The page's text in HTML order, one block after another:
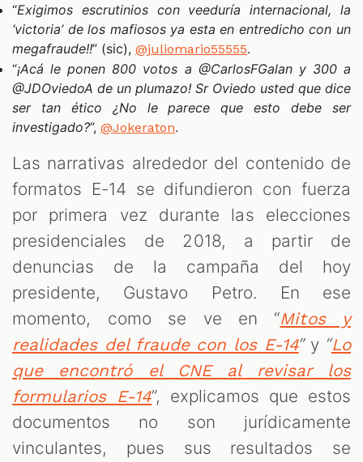
“Exigimos escrutinios con veeduría internacional, la
‘victoria’ de los mafiosos ya esta en entredicho con un
megafraude!!” (sic), @juliomario55555.
“¡Acá le ponen 800 votos a @CarlosFGalan y 300 a
@JDOviedoA de un plumazo! Sr Oviedo usted que dice
ser tan ético ¿No le parece que esto debe ser
investigado?”, @Jokeraton.
Las narrativas alrededor del contenido de
formatos E-14 se difundieron con fuerza
por primera vez durante las elecciones
presidenciales de 2018, a partir de
denuncias de la campaña del hoy
presidente, Gustavo Petro. En ese
momento, como se ve en “Mitos y
realidades del fraude con los E-14” y “Lo
que encontró el CNE al revisar los
formularios E-14”, explicamos que estos
documentos no son jurídicamente
vinculantes, pues sus resultados se